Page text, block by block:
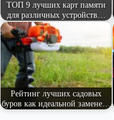
ТОП 9 лучших карт памяти
для различных устройств…
Рейтинг лучших садовых
буров как идеальной замене…